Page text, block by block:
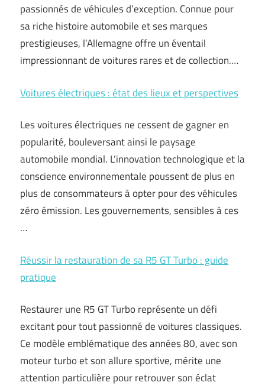
passionnés de véhicules d’exception. Connue pour
sa riche histoire automobile et ses marques
prestigieuses, l’Allemagne offre un éventail
impressionnant de voitures rares et de collection.…
Voitures électriques : état des lieux et perspectives
Les voitures électriques ne cessent de gagner en
popularité, bouleversant ainsi le paysage
automobile mondial. L’innovation technologique et la
conscience environnementale poussent de plus en
plus de consommateurs à opter pour des véhicules
zéro émission. Les gouvernements, sensibles à ces
…
Réussir la restauration de sa R5 GT Turbo : guide
pratique
Restaurer une R5 GT Turbo représente un défi
excitant pour tout passionné de voitures classiques.
Ce modèle emblématique des années 80, avec son
moteur turbo et son allure sportive, mérite une
attention particulière pour retrouver son éclat